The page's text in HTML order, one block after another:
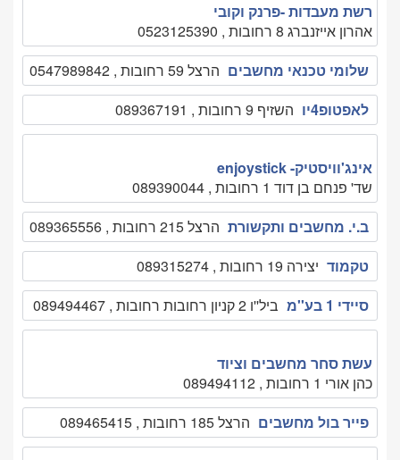
רשת מעבדות -פרנק וקובי
אהרון אייזנברג 8 רחובות , 0523125390
שלומי טכנאי מחשבים הרצל 59 רחובות , 0547989842
לאפטופ4יו
השזיף 9 רחובות , 089367191
אינג'וויסטיק- enjoystick
שד' פנחם בן דוד 1 רחובות , 089390044
ב.י. מחשבים ותקשורת הרצל 215 רחובות , 089365556
טקמוד יצירה 19 רחובות , 089315274
סיידי 1 בע''מ
ביל''ו 2 קניון רחובות רחובות , 089494467
עשת סחר מחשבים וציוד
כהן אורי 1 רחובות , 089494112
פייר בול מחשבים הרצל 185 רחובות , 089465415